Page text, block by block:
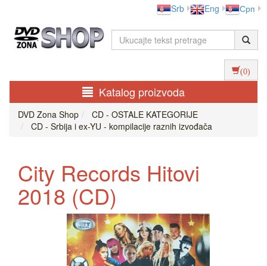
Srb Eng Срп
(0)
Katalog proizvoda
DVD Zona Shop
CD - OSTALE KATEGORIJE
CD - Srbija i ex-YU - kompilacije raznih izvođača
City Records Hitovi
2018 (CD)